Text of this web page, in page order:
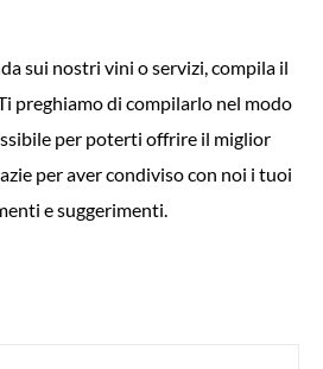
sui nostri vini o servizi, compila il
preghiamo di compilarlo nel modo
per poterti offrire il miglior
per aver condiviso con noi i tuoi
e suggerimenti.